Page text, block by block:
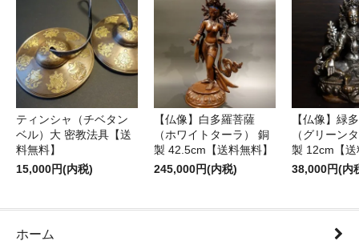
ティンシャ（チベタン
ベル）大 密教法具【送
料無料】
15,000円(内税)
【仏像】白多羅菩薩
（ホワイトターラ） 銅
製 42.5cm【送料無料】
245,000円(内税)
【仏像】緑
（グリーン
製 12cm【
38,000円(内
ホーム